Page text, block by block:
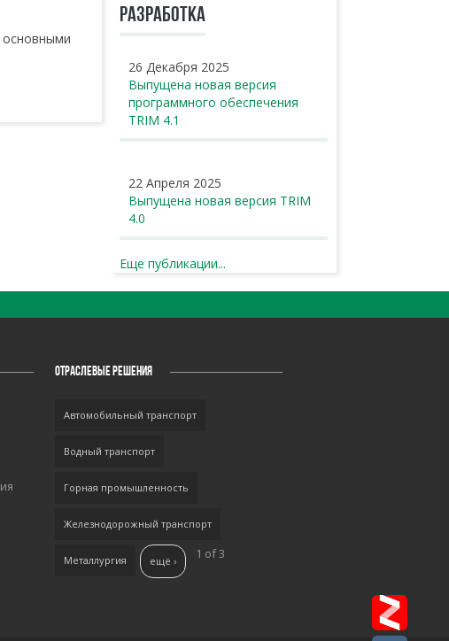
РАЗРАБОТКА
26 Декабря 2025
Выпущена новая версия
программного обеспечения
TRIM 4.1
22 Апреля 2025
Выпущена новая версия TRIM
4.0
Еще публикации...
ОТРАСЛЕВЫЕ РЕШЕНИЯ
Автомобильный транспорт
Водный транспорт
Горная промышленность
Железнодорожный транспорт
Металлургия 1 of 3
ещё ›